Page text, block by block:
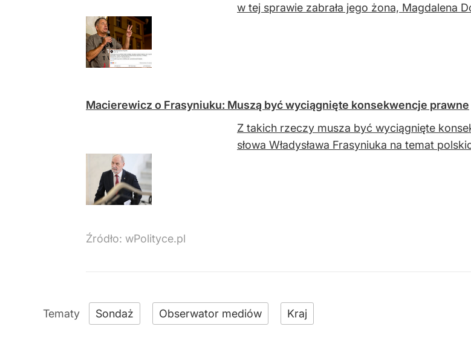
w tej sprawie zabrała jego żona, Magdalena
Macierewicz o Frasyniuku: Muszą być wyciągnięte konsekwencje prawne
Z takich rzeczy musza być wyciągnięte
słowa Władysława Frasyniuka na temat
Źródło: wPolityce.pl
Sondaż Obserwator mediów Kraj